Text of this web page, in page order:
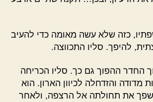
כזה שלא עשה מאומה כדי להעיב
להיפך. סליו התכווצה.
החדר ההפוך גם כך. סליו הכריחה
מדודה והזדחלה לכיוון הארון. הוא
את תחולתה אל הרצפה, ולאחר